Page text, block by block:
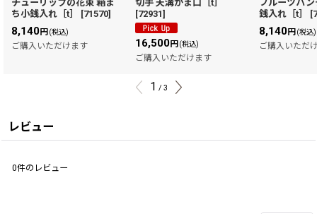
チューリップの花束 箱ま
ち小銭入れ［t］
[71570]
8,140円(税込)
ご購入いただけます
切手 天溝がま口［t］
[72931]
16,500円(税込)
ご購入いただけます
フルーツパ
銭入れ［t］
[
8,140円(税込)
ご購入いただ
1 / 3
レビュー
0件のレビュー